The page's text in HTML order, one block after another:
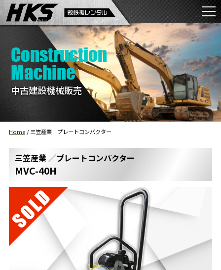
Construction
Machine
中古建設機械販売
Home/ 三笠産業 プレートコンパクター
三笠産業 ／プレートコンパクター
MVC-40H